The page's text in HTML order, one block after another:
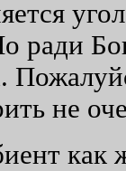
ради
не
как